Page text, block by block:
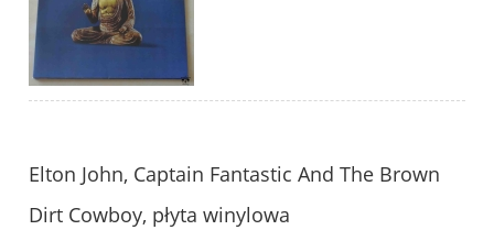
Elton John, Captain Fantastic And The Brown
Dirt Cowboy, płyta winylowa